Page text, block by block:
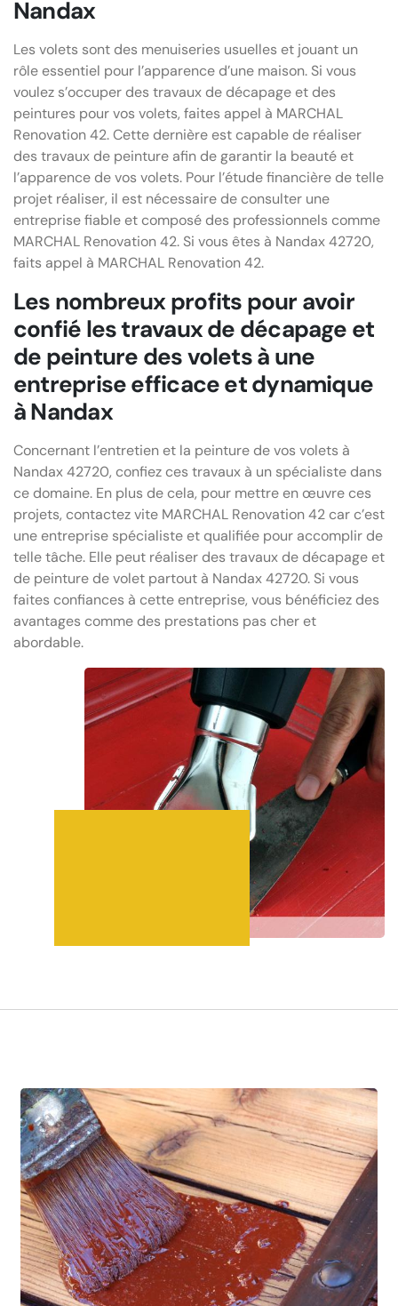
Nandax
Les volets sont des menuiseries usuelles et jouant un
rôle essentiel pour l’apparence d’une maison. Si vous
voulez s’occuper des travaux de décapage et des
peintures pour vos volets, faites appel à MARCHAL
Renovation 42. Cette dernière est capable de réaliser
des travaux de peinture afin de garantir la beauté et
l’apparence de vos volets. Pour l’étude financière de telle
projet réaliser, il est nécessaire de consulter une
entreprise fiable et composé des professionnels comme
MARCHAL Renovation 42. Si vous êtes à Nandax 42720,
faits appel à MARCHAL Renovation 42.
Les nombreux profits pour avoir
confié les travaux de décapage et
de peinture des volets à une
entreprise efficace et dynamique
à Nandax
Concernant l’entretien et la peinture de vos volets à
Nandax 42720, confiez ces travaux à un spécialiste dans
ce domaine. En plus de cela, pour mettre en œuvre ces
projets, contactez vite MARCHAL Renovation 42 car c’est
une entreprise spécialiste et qualifiée pour accomplir de
telle tâche. Elle peut réaliser des travaux de décapage et
de peinture de volet partout à Nandax 42720. Si vous
faites confiances à cette entreprise, vous bénéficiez des
avantages comme des prestations pas cher et
abordable.